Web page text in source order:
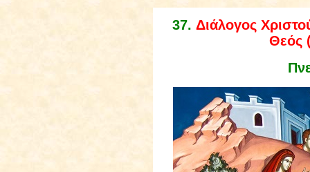
37. Διάλογος
Θεός